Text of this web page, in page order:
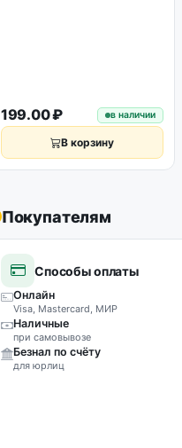
199.00 ₽ в наличии
В корзину
Покупателям
Способы оплаты
Онлайн
Visa, Mastercard, МИР
Наличные
при самовывозе
Безнал по счёту
для юрлиц